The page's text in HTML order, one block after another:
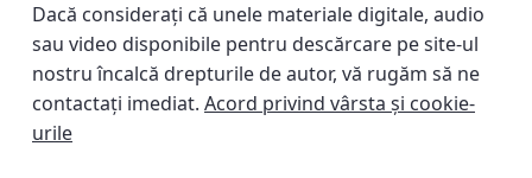
Dacă considerați că unele materiale digitale, audio
sau video disponibile pentru descărcare pe site-ul
nostru încalcă drepturile de autor, vă rugăm să ne
contactați imediat. Acord privind vârsta și cookie-
urile